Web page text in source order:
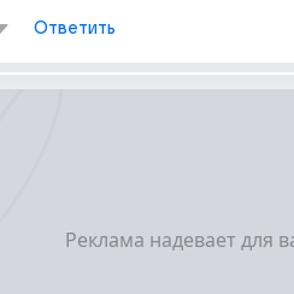
Ответить